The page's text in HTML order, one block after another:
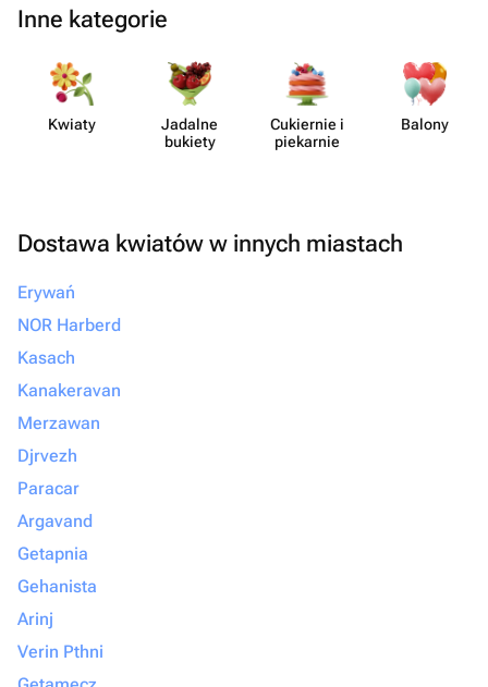
Inne kategorie
Kwiaty
Jadalne
bukiety
Cukiernie i
piekarnie
Balony
Dostawa kwiatów w innych miastach
Erywań
NOR Harberd
Kasach
Kanakeravan
Merzawan
Djrvezh
Paracar
Argavand
Getapnia
Gehanista
Arinj
Verin Pthni